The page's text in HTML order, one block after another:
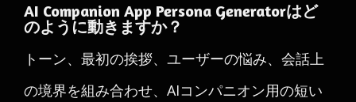
AI Companion App Persona Generatorはど
のように動きますか？
トーン、最初の挨拶、ユーザーの悩み、会話上
の境界を組み合わせ、AIコンパニオン用の短い